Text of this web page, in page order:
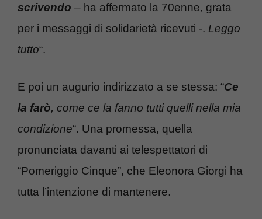
scrivendo – ha affermato la 70enne, grata
per i messaggi di solidarietà ricevuti -. Leggo
tutto“.
E poi un augurio indirizzato a se stessa: “Ce
la farò, come ce la fanno tutti quelli nella mia
condizione“. Una promessa, quella
pronunciata davanti ai telespettatori di
“Pomeriggio Cinque”, che Eleonora Giorgi ha
tutta l’intenzione di mantenere.